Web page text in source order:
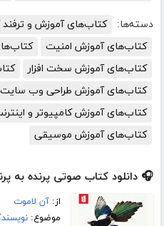
دسته‌ها:
کتاب‌های آموزش و ترفند
کتاب‌های آموزش امنیت
کتاب‌های آموزش سخت افزار
کتاب‌های آموزش طراحی وب سایت
کتاب‌های آموزش کامپیوتر و
کتاب‌های آموزش موسیقی
🎧 دانلود کتاب صوتی پرنده به
از:آن لاموت
موضوع: